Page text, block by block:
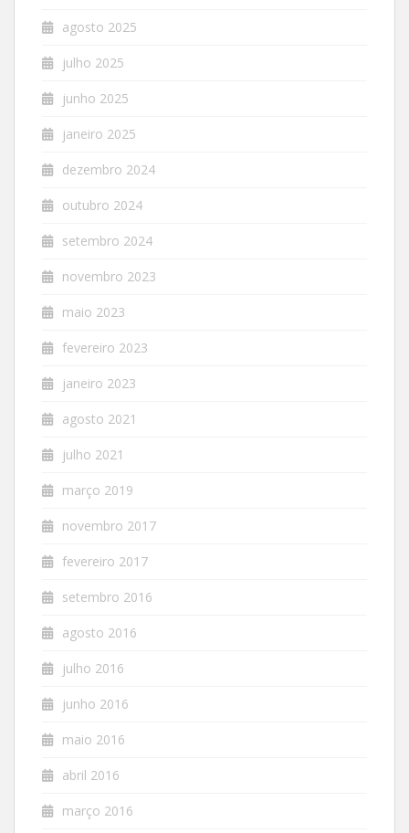
agosto 2025
julho 2025
junho 2025
janeiro 2025
dezembro 2024
outubro 2024
setembro 2024
novembro 2023
maio 2023
fevereiro 2023
janeiro 2023
agosto 2021
julho 2021
março 2019
novembro 2017
fevereiro 2017
setembro 2016
agosto 2016
julho 2016
junho 2016
maio 2016
abril 2016
março 2016